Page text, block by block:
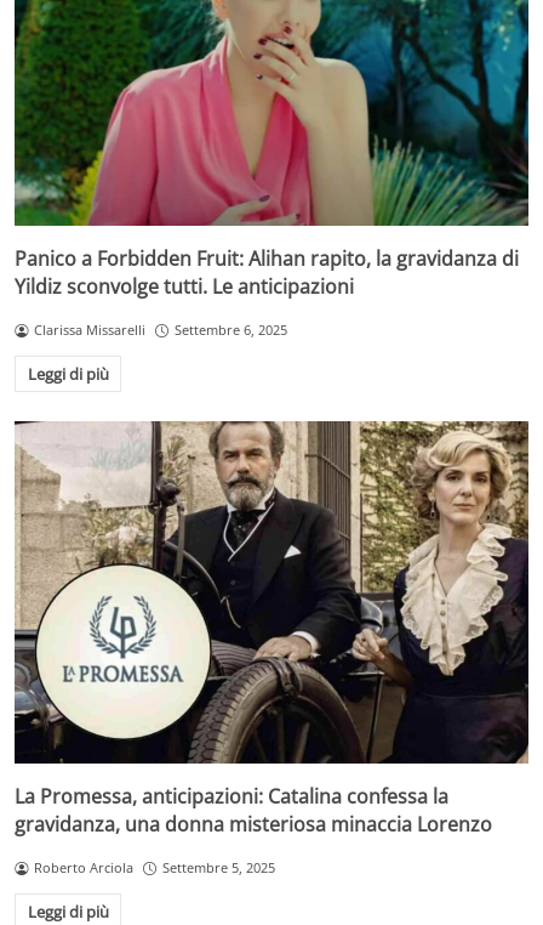
Panico a Forbidden Fruit: Alihan rapito, la gravidanza di
Yildiz sconvolge tutti. Le anticipazioni
Clarissa Missarelli Settembre 6, 2025
Leggi di più
La Promessa, anticipazioni: Catalina confessa la
gravidanza, una donna misteriosa minaccia Lorenzo
Roberto Arciola Settembre 5, 2025
Leggi di più